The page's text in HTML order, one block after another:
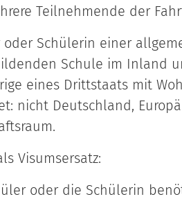
Teilnehmende der
oder Schülerin einer
Schule im Inland
eines Drittstaats mit
nicht Deutschland,
Visumsersatz:
oder die Schülerin